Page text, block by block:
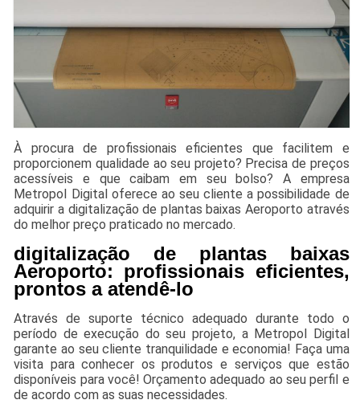
À procura de profissionais eficientes que facilitem e
proporcionem qualidade ao seu projeto? Precisa de preços
acessíveis e que caibam em seu bolso? A empresa
Metropol Digital oferece ao seu cliente a possibilidade de
adquirir a digitalização de plantas baixas Aeroporto através
do melhor preço praticado no mercado.
digitalização de plantas baixas
Aeroporto: profissionais eficientes,
prontos a atendê-lo
Através de suporte técnico adequado durante todo o
período de execução do seu projeto, a Metropol Digital
garante ao seu cliente tranquilidade e economia! Faça uma
visita para conhecer os produtos e serviços que estão
disponíveis para você! Orçamento adequado ao seu perfil e
de acordo com as suas necessidades.